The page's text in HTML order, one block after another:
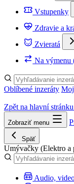
Vstupenky
Zdravie a
Zvieratá
Na výmenu
Oblíbené inzeráty
Zpět na hlavní stránku
Zobraziť menu
Späť
Umývačky (Elektro a
Audio,